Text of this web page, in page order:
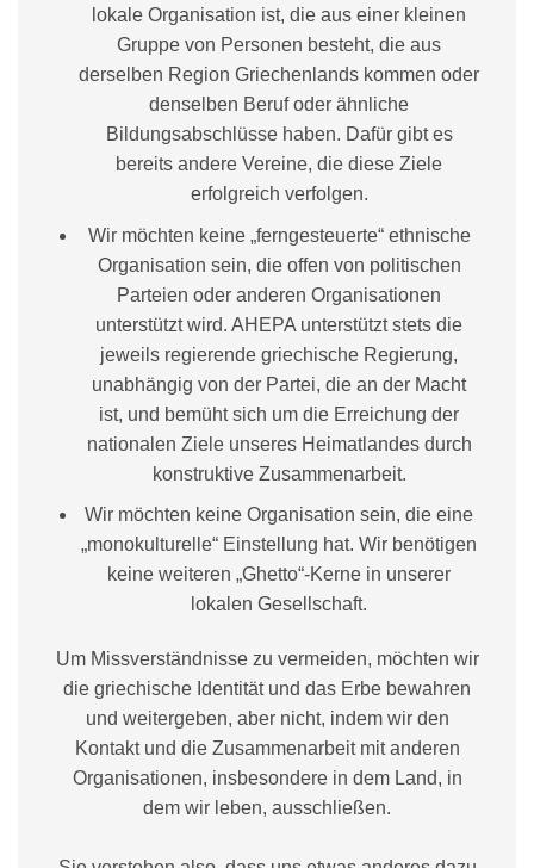
lokale Organisation ist, die aus einer kleinen
Gruppe von Personen besteht, die aus
derselben Region Griechenlands kommen oder
denselben Beruf oder ähnliche
Bildungsabschlüsse haben. Dafür gibt es
bereits andere Vereine, die diese Ziele
erfolgreich verfolgen.
Wir möchten keine „ferngesteuerte“ ethnische
Organisation sein, die offen von politischen
Parteien oder anderen Organisationen
unterstützt wird. AHEPA unterstützt stets die
jeweils regierende griechische Regierung,
unabhängig von der Partei, die an der Macht
ist, und bemüht sich um die Erreichung der
nationalen Ziele unseres Heimatlandes durch
konstruktive Zusammenarbeit.
Wir möchten keine Organisation sein, die eine
„monokulturelle“ Einstellung hat. Wir benötigen
keine weiteren „Ghetto“-Kerne in unserer
lokalen Gesellschaft.
Um Missverständnisse zu vermeiden, möchten wir
die griechische Identität und das Erbe bewahren
und weitergeben, aber nicht, indem wir den
Kontakt und die Zusammenarbeit mit anderen
Organisationen, insbesondere in dem Land, in
dem wir leben, ausschließen.